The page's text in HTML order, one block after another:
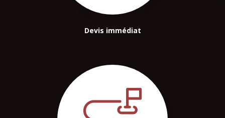
Devis immédiat